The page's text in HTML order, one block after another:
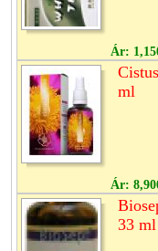
Ár:
ml
Ár:
33